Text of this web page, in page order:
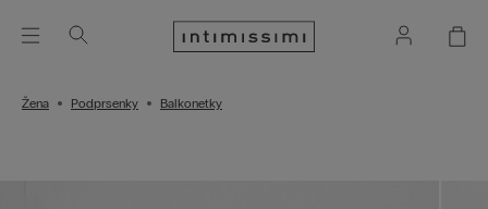
Žena Podprsenky Balkonetky